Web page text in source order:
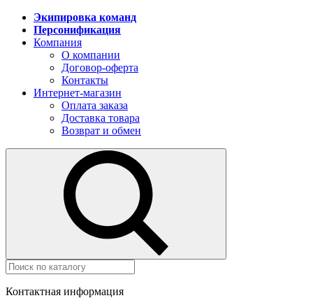
Экипировка команд
Персонификация
Компания
О компании
Договор-оферта
Контакты
Интернет-магазин
Оплата заказа
Доставка товара
Возврат и обмен
Контактная информация